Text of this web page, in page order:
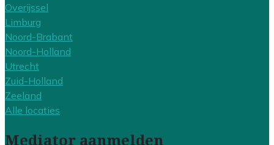
Overijssel
Limburg
Noord-Brabant
Noord-Holland
Utrecht
Zuid-Holland
Zeeland
Alle locaties
Mediator aanmelden